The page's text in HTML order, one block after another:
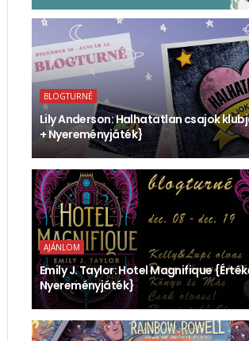
BLOGTURNÉ
Lily Anderson: Halhatatlan ​csajok
+ Nyereményjáték}
AJÁNLOM
Emily J. Taylor: Hotel ​Magnifique
Nyereményjáték}